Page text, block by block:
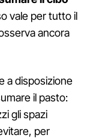
vale per tutto il
ancora
a disposizione
il pasto:
gli spazi
per